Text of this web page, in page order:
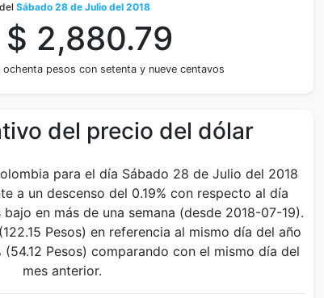
del Sábado 28 de Julio del 2018
$ 2,880.79
pesos con setenta y nueve centavos
del precio del dólar
para el día Sábado 28 de Julio del 2018
a un descenso del 0.19% con respecto al día
en más de una semana (desde 2018-07-19).
Pesos) en referencia al mismo día del año
Pesos) comparando con el mismo día del
mes anterior.